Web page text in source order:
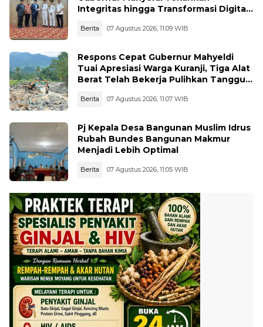
Integritas hingga Transformasi Digital
Berita 07 Agustus 2026, 11:09 WIB
Respons Cepat Gubernur Mahyeldi
Tuai Apresiasi Warga Kuranji, Tiga Alat
Berat Telah Bekerja Pulihkan Tanggul
Berita 07 Agustus 2026, 11:07 WIB
Pj Kepala Desa Bangunan Muslim Idrus
Rubah Bundes Bangunan Makmur
Menjadi Lebih Optimal
Berita 07 Agustus 2026, 11:05 WIB